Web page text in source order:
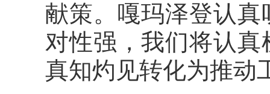
献策。嘎玛泽登认
对性强，我们将认
真知灼见转化为推动